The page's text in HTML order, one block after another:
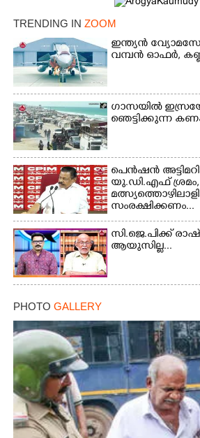
TRENDING IN ZOOM
ഇന്ത്യൻ
വമ്പൻ ഓഫർ,
ഗാസയിൽ
ഞെട്ടിക്കുന്ന
പെൻഷൻ
യു.ഡി.എഫ് ശ്രമം,
സംരക്ഷിക്കണം...
സി.ജെ.പിക്ക്
ആയുസില്ല...
PHOTO GALLERY
Share this link
Copy Link